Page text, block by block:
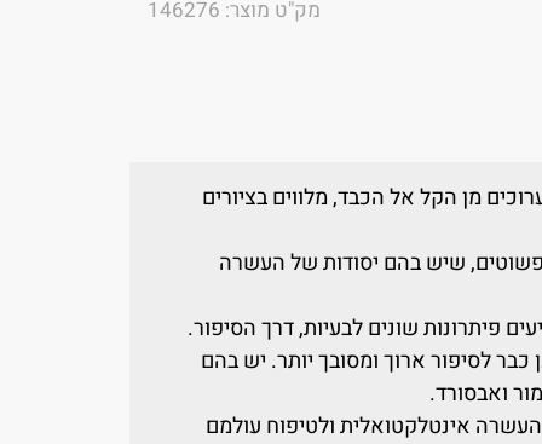
מק"ט מוצר: 146276
מן הקל אל הכבד, מלווים בציורים
שיש בהם יסודות של העשרה
פיתרונות שונים לבעיות, דרך הסיפור.
כבר לסיפור ארוך ומסובך יותר. יש בהם
ואבסורד.
אינטלקטואלית ולטיפוח עולמם